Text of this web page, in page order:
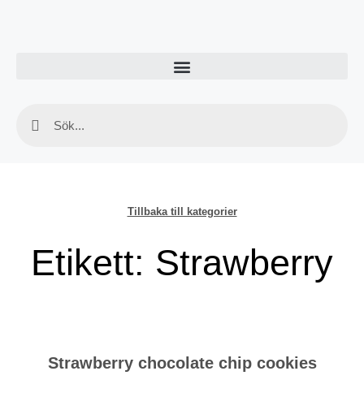
Tillbaka till kategorier
Etikett: Strawberry
Strawberry chocolate chip cookies